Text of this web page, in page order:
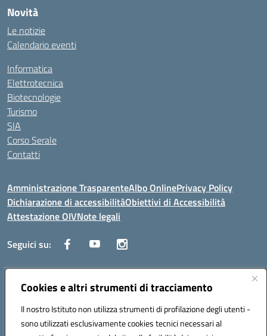
Cookies e altri strumenti di tracciamento
Il nostro Istituto non utilizza strumenti di profilazione degli utenti -
sono utilizzati esclusivamente cookies tecnici necessari al
Novità
Le notizie
Calendario eventi
Informatica
Elettrotecnica
Biotecnologie
Turismo
SIA
Corso Serale
Contatti
Amministrazione TrasparenteAlbo OnlinePrivacy Policy
Dichiarazione di accessibilitàObiettivi di Accessibilità
Attestazione OIVNote legali
Seguici su:
Indirizzo:Via Cesare Beccaria 70043 MONOPOLI (BA)
Posta elettronica certificata (PEC):batf26000r@pec.istruzione.it
Codice fiscale: 93491310723